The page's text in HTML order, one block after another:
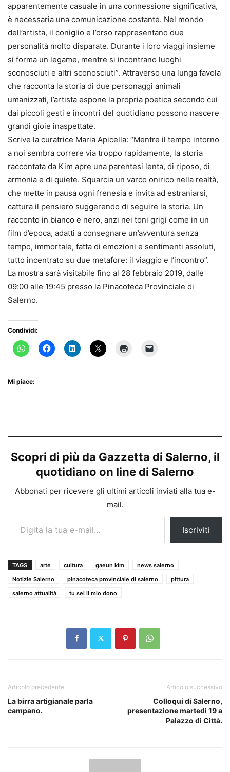
apparentemente casuale in una connessione significativa,
è necessaria una comunicazione costante. Nel mondo
dell’artista, il coniglio e l’orso rappresentano due
personalità molto disparate. Durante i loro viaggi insieme
si forma un legame, mentre si incontrano luoghi
sconosciuti e altri sconosciuti”. Attraverso una lunga favola
che racconta la storia di due personaggi animali
umanizzati, l’artista espone la propria poetica secondo cui
dai piccoli gesti e incontri del quotidiano possono nascere
grandi gioie inaspettate.
Scrive la curatrice Maria Apicella: “Mentre il tempo intorno
a noi sembra correre via troppo rapidamente, la storia
raccontata da Kim apre una parentesi lenta, di riposo, di
armonia e di quiete. Squarcia un varco onirico nella realtà,
che mette in pausa ogni frenesia e invita ad estraniarsi,
cattura il pensiero suggerendo di seguire la storia. Un
racconto in bianco e nero, anzi nei toni grigi come in un
film d’epoca, adatti a consegnare un’avventura senza
tempo, immortale, fatta di emozioni e sentimenti assoluti,
tutto incentrato su due metafore: il viaggio e l’incontro”.
La mostra sarà visitabile fino al 28 febbraio 2019, dalle
09:00 alle 19:45 presso la Pinacoteca Provinciale di
Salerno.
Condividi:
Mi piace:
Scopri di più da Gazzetta di Salerno, il
quotidiano on line di Salerno
Abbonati per ricevere gli ultimi articoli inviati alla tua e-
mail.
Digita la tua e-mail...
Iscriviti
TAGS arte cultura gaeun kim
news salerno
Notizie Salerno
pinacoteca provinciale di salerno
pittura
salerno attualità
tu sei il mio dono
Articolo precedente
La birra artigianale parla
campano.
Articolo successivo
Colloqui di Salerno,
presentazione martedì 19 a
Palazzo di Città.